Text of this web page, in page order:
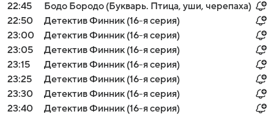
22:45
Бодо Бородо (Букварь. Птица, уши, черепаха)
22:50
Детектив Финник (16-я серия)
23:00
Детектив Финник (16-я серия)
23:05
Детектив Финник (16-я серия)
23:15
Детектив Финник (16-я серия)
23:25
Детектив Финник (16-я серия)
23:30
Детектив Финник (16-я серия)
23:40
Детектив Финник (16-я серия)